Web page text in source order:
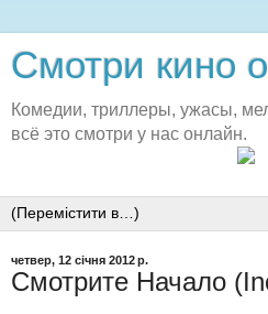
Смотри кино
Комедии, триллеры, ужасы,
всё это смотри у нас онлайн.
четвер, 12 січня 2012 р.
Смотрите Начало